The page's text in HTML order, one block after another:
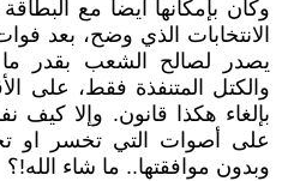
وكان بإمكانها أيضا مع
الانتخابات الذي وضح، بعد
يصدر لصالح الشعب بقدر
والكتل المتنفذة فقط، على
بإلغاء هكذا قانون. وإلا كيف
على أصوات التي تخسر او
وبدون موافقتها.. ما شاء الله!؟